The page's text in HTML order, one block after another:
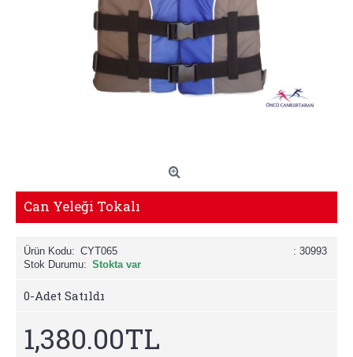
Can Yeleği Tokalı
: 30993
Ürün Kodu: CYT065
Stok Durumu: Stokta var
0-Adet Satıldı
1,380.00TL